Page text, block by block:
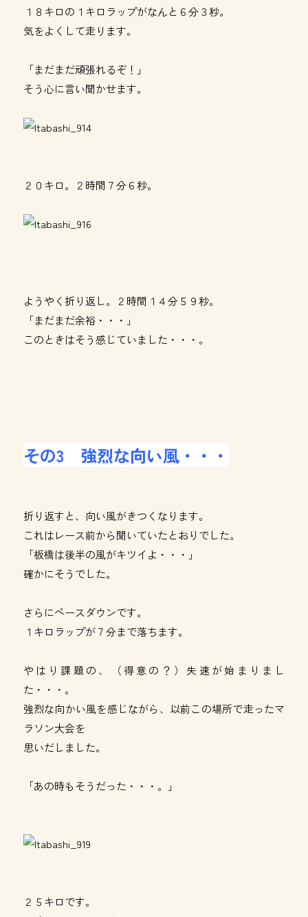
１８キロの１キロラップがなんと６分３秒。
気をよくして走ります。
「まだまだ頑張れるぞ！」
そう心に言い聞かせます。
２０キロ。２時間７分６秒。
ようやく折り返し。２時間１４分５９秒。
「まだまだ余裕・・・」
このときはそう感じていました・・・。
その3 強烈な向い風・・・
折り返すと、向い風がきつくなります。
これはレース前から聞いていたとおりでした。
「板橋は後半の風がキツイよ・・・」
確かにそうでした。
さらにペースダウンです。
１キロラップが７分まで落ちます。
やはり課題の、（得意の？）失速が始まりまし
た・・・。
強烈な向かい風を感じながら、以前この場所で走ったマ
ラソン大会を
思いだしました。
「あの時もそうだった・・・。」
２５キロです。